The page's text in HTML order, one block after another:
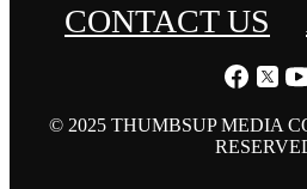
CONTACT US
© 2025 THUMBSUP MEDIA